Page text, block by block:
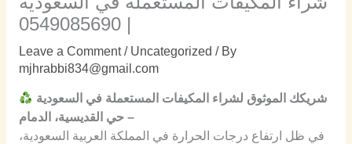
| 0549085690
Leave a Comment / Uncategorized / By
mjhrabbi834@gmail.com
– حي القديسية، الدمام
في ظل ارتفاع درجات الحرارة في المملكة العربية السعودية،